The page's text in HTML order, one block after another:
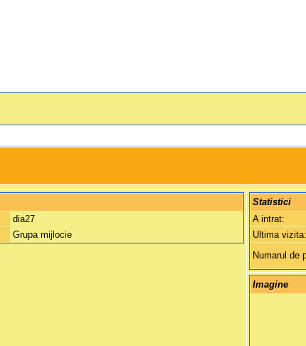
dia27
Grupa mijlocie
Statistici
A intrat:
Ultima vizita:
Numarul de
Imagine